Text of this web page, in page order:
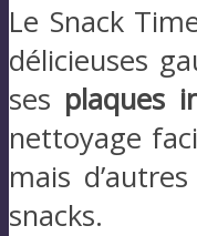
Le Snack
délicieuses
ses plaques
nettoyage
mais
snacks.